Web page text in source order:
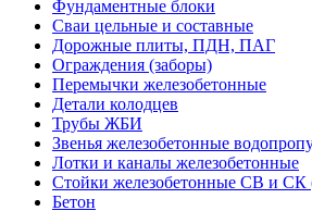
Фундаментные блоки
Сваи цельные и составные
Дорожные плиты, ПДН, ПАГ
Ограждения (заборы)
Перемычки железобетонные
Детали колодцев
Трубы ЖБИ
Звенья железобетонные
Лотки и каналы железобетонные
Стойки железобетонные СВ и
Бетон